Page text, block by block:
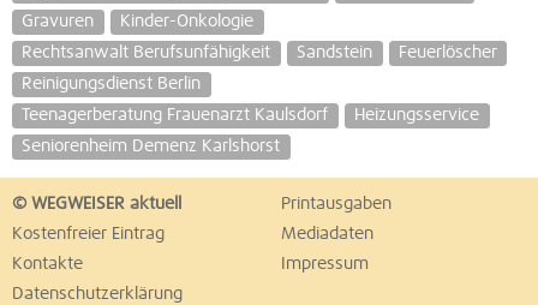
Gravuren
Kinder-Onkologie
Rechtsanwalt Berufsunfähigkeit
Sandstein
Feuerlöscher
Reinigungsdienst Berlin
Teenagerberatung Frauenarzt Kaulsdorf
Heizungsservice
Seniorenheim Demenz Karlshorst
© WEGWEISER aktuell
Printausgaben
Kostenfreier Eintrag
Mediadaten
Kontakte
Impressum
Datenschutzerklärung